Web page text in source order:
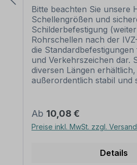
Bitte beachten Sie unsere
Schellengrößen und
Schilderbefestigung
Rohrschellen nach der
die
und Verkehrszeichen dar.
diversen Längen erhältlich,
außerordentlich stabil und
eine sichere Befestigung
einer Höhe über 200 mm
Rohrschellen benötigt.
Norm: nach IVZ Material:
Regulärer Preis:
Ab 10,08 €
Preise inkl. MwSt. zzgl.
Details